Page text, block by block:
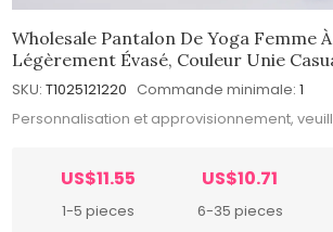
Wholesale Pantalon De Yoga Femme
Légèrement Évasé, Couleur Unie
SKU: T1025121220 Commande minimale: 1
Personnalisation et approvisionnement,
US$11.55
1-5 pieces
US$10.71
6-35 pieces